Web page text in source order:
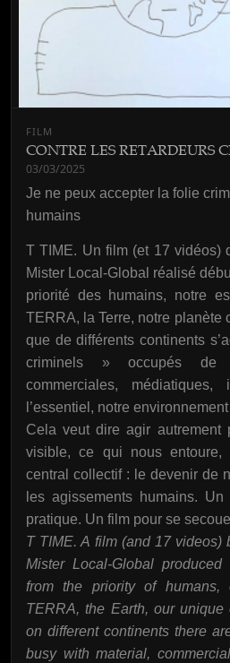
FILM
CONTRE LES RETARDEURS
03/03/2025
Je ne peux accepter la folie
humains
T TIME. Un film (et 17 vidéos)
Mister Local-Global réalisé
priorité des humains, notre
TERRA, la Terre, notre planète
que de différents continents
criminels » occupés de
commerciales,
l’essentiel, notre
Cela veut dire agir autrement
visible, ce qui nous entoure,
central collectif : le devenir de
les agissements humains.
pratique. Un film pour se
T TIME. A film (and 17 videos)
Mister Local-Global
from the priority of humans,
TERRA, the Earth, our unique
on different continents there
busy with material,